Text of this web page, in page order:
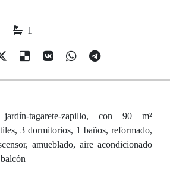
1
tagarete-zapillo, con 90 m²
3 dormitorios, 1 baños, reformado,
amueblado, aire acondicionado